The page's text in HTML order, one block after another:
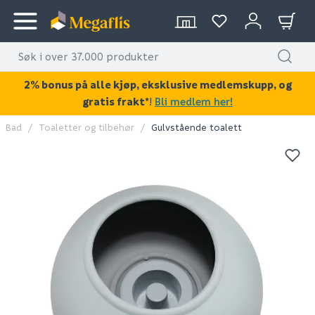
KAN DISSE VÆRE AV INTERESSE?
Bad Toaletter og tilbehør Gulvstående toalett
2% bonus på alle kjøp, eksklusive medlemskupp, og
gratis frakt*! Bli medlem her!